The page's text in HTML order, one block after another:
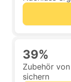
39%
Zubehör
sichern